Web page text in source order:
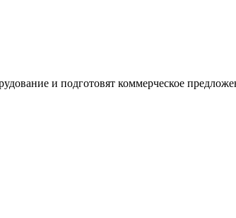
и подготовят коммерческое